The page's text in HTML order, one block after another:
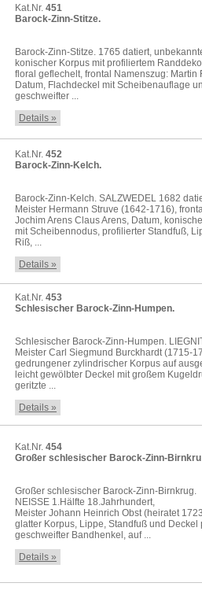
Kat.Nr. 451
Barock-Zinn-Stitze.
Barock-Zinn-Stitze. 1765 datiert,
konischer Korpus mit profiliertem
floral geflechelt, frontal Namenszug: Martin
Datum, Flachdeckel mit Scheibenauflage
geschweifter ...
Details »
Kat.Nr. 452
Barock-Zinn-Kelch.
Barock-Zinn-Kelch. SALZWEDEL 1682
Meister Hermann Struve (1642-1716),
Jochim Arens Claus Arens, Datum,
mit Scheibennodus, profilierter Standfuß,
Riß, ...
Details »
Kat.Nr. 453
Schlesischer Barock-Zinn-Humpen.
Schlesischer Barock-Zinn-Humpen.
Meister Carl Siegmund Burckhardt (1715-
gedrungener zylindrischer Korpus auf
leicht gewölbter Deckel mit großem
geritzte ...
Details »
Kat.Nr. 454
Großer schlesischer Barock-Zinn-Birnkru
Großer schlesischer Barock-Zinn-Birnkrug.
NEISSE 1.Hälfte 18.Jahrhundert,
Meister Johann Heinrich Obst (heiratet
glatter Korpus, Lippe, Standfuß und Deckel
geschweifter Bandhenkel, auf ...
Details »